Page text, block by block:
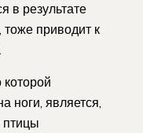
в результате
тоже приводит к
ноги, является,
птицы